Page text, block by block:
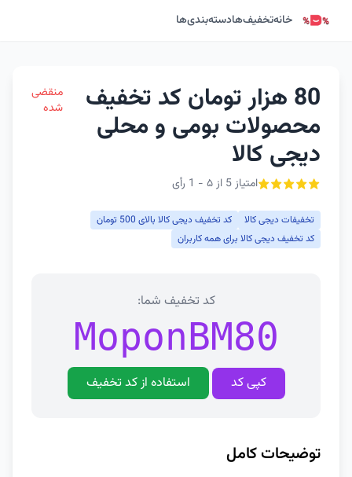
خانهتخفیف‌هادسته‌بندی‌ها
80 هزار تومان کد تخفیف
محصولات بومی و محلی
دیجی کالا
امتیاز 5 از ۵ - 1 رأی
منقضی
شده
تخفیفات دیجی کالا
کد تخفیف دیجی کالا بالای 500 تومان
کد تخفیف دیجی کالا برای همه کاربران
کد تخفیف شما:
MoponBM80
کپی کد استفاده از کد تخفیف
توضیحات کامل